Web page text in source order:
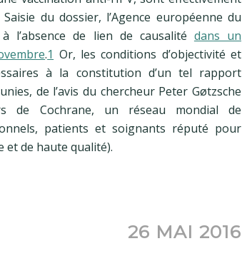
du dossier, l’Agence européenne du
l’absence de lien de causalité dans un
.1 Or, les conditions d’objectivité et
à la constitution d’un tel rapport
de l’avis du chercheur Peter Gøtzsche
de Cochrane, un réseau mondial de
patients et soignants réputé pour
de haute qualité).
26 MAI 2016